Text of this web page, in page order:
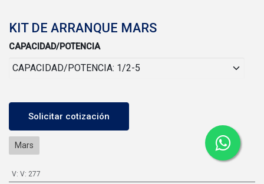
KIT DE ARRANQUE MARS
CAPACIDAD/POTENCIA
Solicitar cotización
Mars
V: V: 277